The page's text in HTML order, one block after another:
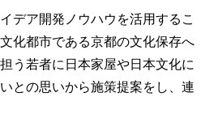
デア開発ノウハウを活用するこ
化都市である京都の文化保存へ
う若者に日本家屋や日本文化に
との思いから施策提案をし、連